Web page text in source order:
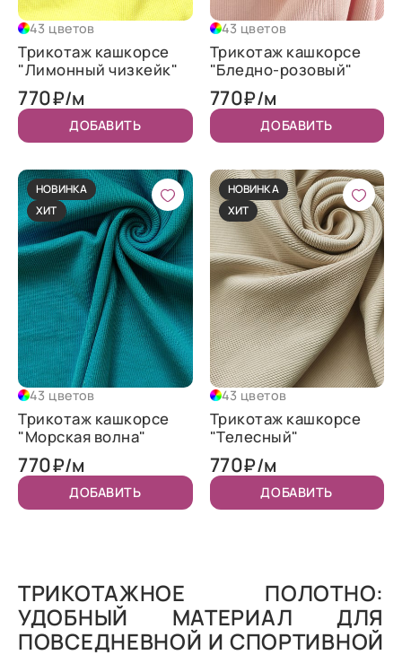
43 цветов
Трикотаж кашкорсе
"Лимонный чизкейк"
770₽/м
ДОБАВИТЬ
43 цветов
Трикотаж кашкорсе
"Бледно-розовый"
770₽/м
ДОБАВИТЬ
НОВИНКА
ХИТ
43 цветов
Трикотаж кашкорсе
"Морская волна"
770₽/м
ДОБАВИТЬ
НОВИНКА
ХИТ
43 цветов
Трикотаж кашкорсе
"Телесный"
770₽/м
ДОБАВИТЬ
ТРИКОТАЖНОЕ ПОЛОТНО:
УДОБНЫЙ МАТЕРИАЛ ДЛЯ
ПОВСЕДНЕВНОЙ И СПОРТИВНОЙ